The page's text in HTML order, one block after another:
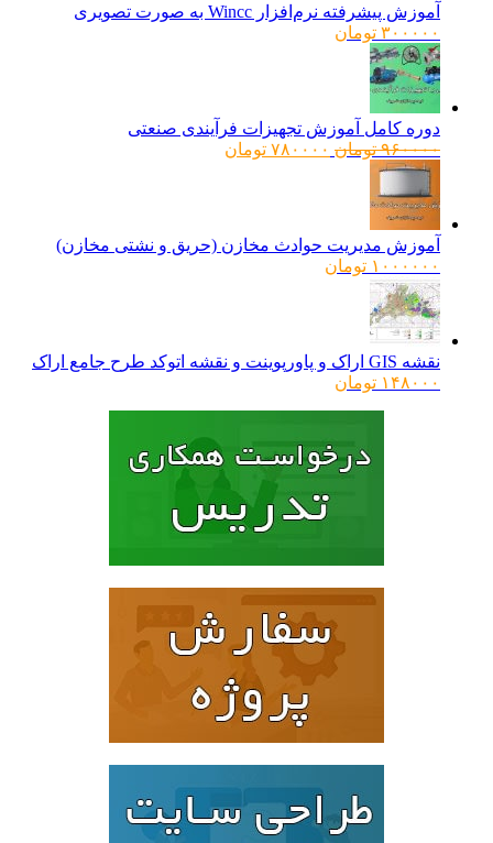
آموزش پیشرفته نرم‌افزار Wincc به صورت تصویری
۳۰۰۰۰۰ تومان
دوره کامل آموزش تجهیزات فرآیندی صنعتی
۹۶۰۰۰۰ تومانقیمت
۷۸۰۰۰۰ تومانقیمت
آموزش مدیریت حوادث مخازن (حریق و نشتی مخازن)
۱۰۰۰۰۰۰ تومان
نقشه GIS اراک و پاورپوینت و نقشه اتوکد طرح جامع اراک
۱۴۸۰۰۰ تومان